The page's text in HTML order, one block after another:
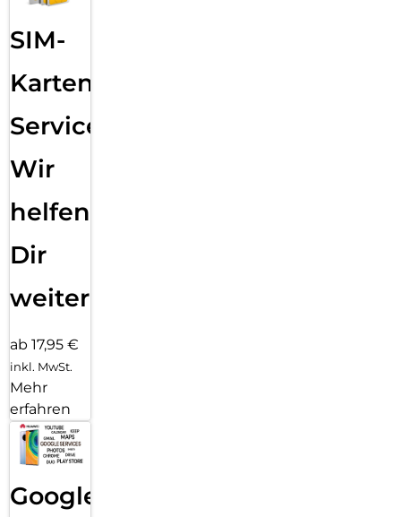
SIM-
Karten
Service:
Wir
helfen
Dir
weiter
ab 17,95 €
inkl. MwSt.
Mehr
erfahren
Google